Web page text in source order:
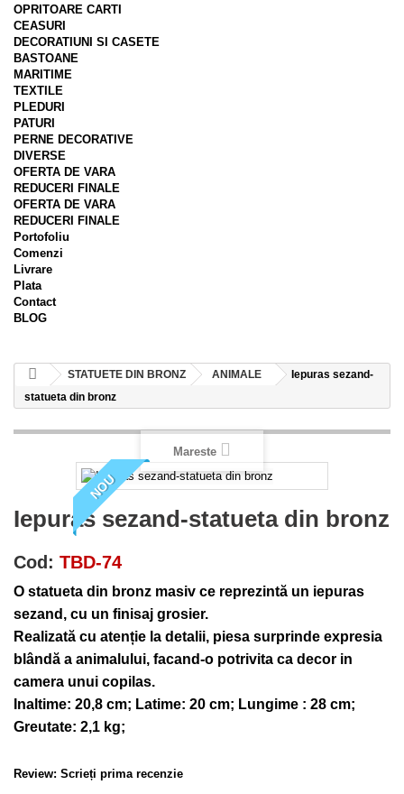
OPRITOARE CARTI
CEASURI
DECORATIUNI SI CASETE
BASTOANE
MARITIME
TEXTILE
PLEDURI
PATURI
PERNE DECORATIVE
DIVERSE
OFERTA DE VARA
REDUCERI FINALE
OFERTA DE VARA
REDUCERI FINALE
Portofoliu
Comenzi
Livrare
Plata
Contact
BLOG
STATUETE DIN BRONZ ANIMALE
Iepuras sezand-
statueta din bronz
NOU
Mareste
Iepuras sezand-statueta din bronz
Cod: TBD-74
O statueta din bronz masiv ce reprezintă un iepuras
sezand, cu un finisaj grosier.
Realizată cu atenție la detalii, piesa surprinde expresia
blândă a animalului, facand-o potrivita ca decor in
camera unui copilas.
Inaltime: 20,8 cm; Latime: 20 cm; Lungime : 28 cm;
Greutate: 2,1 kg;
Review: Scrieți prima recenzie